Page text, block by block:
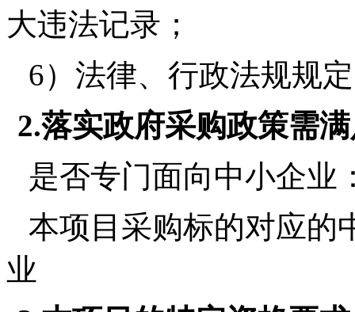
大违法记录；
6）法律、行政法规规
2.落实政府采购政策需
是否专门面向中小企业
本项目采购标的对应的
业